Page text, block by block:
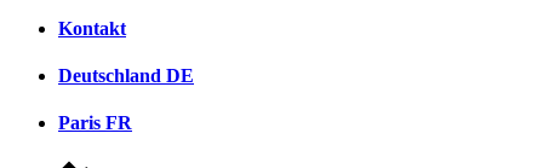
Kontakt
Deutschland DE
Paris FR